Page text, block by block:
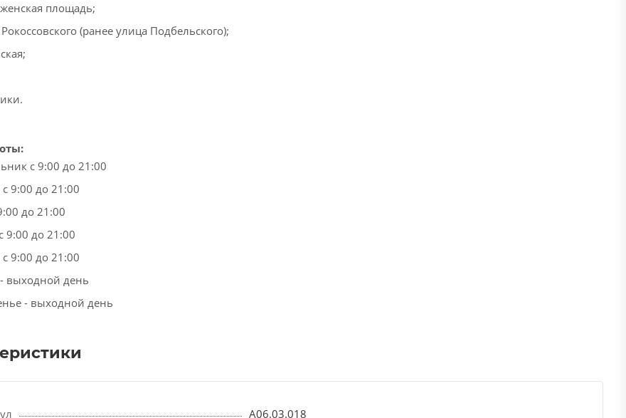
площадь;
(ранее улица Подбельского);
с 9:00 до 21:00
9:00 до 21:00
до 21:00
9:00 до 21:00
9:00 до 21:00
выходной день
- выходной день
A06.03.018